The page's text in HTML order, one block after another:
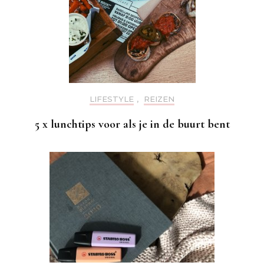
LIFESTYLE , REIZEN
5 x lunchtips voor als je in de buurt bent